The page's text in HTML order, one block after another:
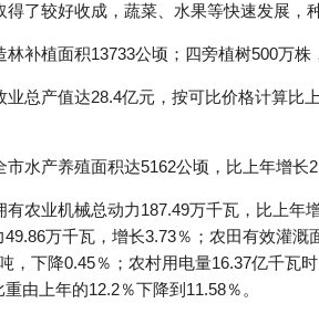
了较好收成，蔬菜、水果等快速发展，
补植面积13733公顷；四旁植树500万株
总产值达28.4亿元，按可比价格计算比
水产养殖面积达5162公顷，比上年增长
农业机械总动力187.49万千瓦，比上
万千瓦，增长3.73％；农田有效灌
，下降0.45％；农村用电量16.37亿千瓦
由上年的12.2％下降到11.58％。